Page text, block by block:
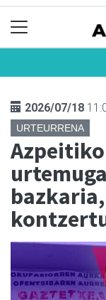
2026/07/18
URTEURRENA